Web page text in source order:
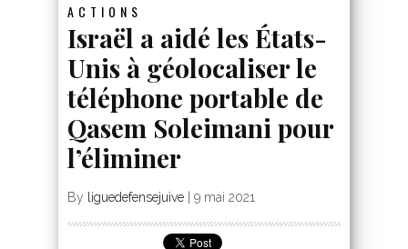
ACTIONS
Israël a aidé les États-
Unis à géolocaliser le
téléphone portable de
Qasem Soleimani pour
l’éliminer
By liguedefensejuive 9 mai 2021